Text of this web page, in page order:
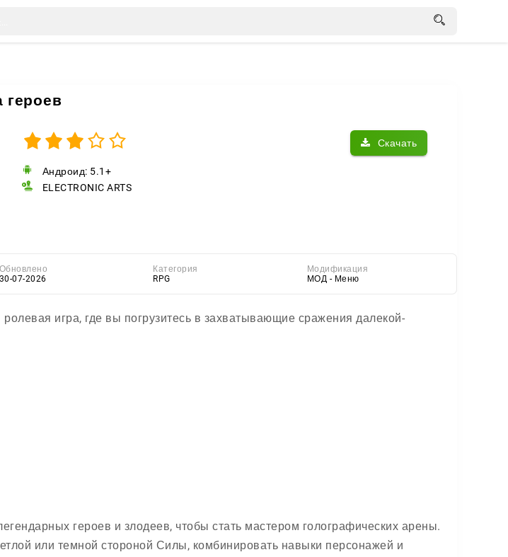
героев
Скачать
Андроид: 5.1+
ELECTRONIC ARTS
Обновлено
30-07-2026
Категория
RPG
Модификация
МОД - Меню
ролевая игра, где вы погрузитесь в захватывающие сражения далекой-
героев и злодеев, чтобы стать мастером голографических арены.
или темной стороной Силы, комбинировать навыки персонажей и